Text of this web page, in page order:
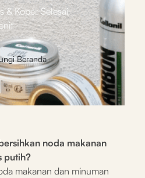
& Koper Selesai
Beranda
noda makanan
putih?
makanan dan minuman